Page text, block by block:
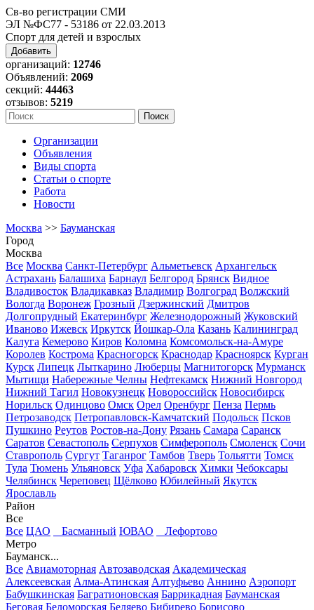
Св-во регистрации СМИ
ЭЛ №ФС77 - 53186 от 22.03.2013
Спорт для детей и взрослых
Добавить
организаций: 12746
Объявлений: 2069
секций: 44463
отзывов: 5219
Организации
Объявления
Виды спорта
Статьи о спорте
Работа
Новости
Москва >> Бауманская
Город
Москва
Все Москва Санкт-Петербург Альметьевск Архангельск
Астрахань Балашиха Барнаул Белгород Брянск Видное
Владивосток Владикавказ Владимир Волгоград Волжский
Вологда Воронеж Грозный Дзержинский Дмитров
Долгопрудный Екатеринбург Железнодорожный Жуковский
Иваново Ижевск Иркутск Йошкар-Ола Казань Калининград
Калуга Кемерово Киров Коломна Комсомольск-на-Амуре
Королев Кострома Красногорск Краснодар Красноярск Курган
Курск Липецк Лыткарино Люберцы Магнитогорск Мурманск
Мытищи Набережные Челны Нефтекамск Нижний Новгород
Нижний Тагил Новокузнецк Новороссийск Новосибирск
Норильск Одинцово Омск Орел Оренбург Пенза Пермь
Петрозаводск Петропавловск-Камчатский Подольск Псков
Пушкино Реутов Ростов-на-Дону Рязань Самара Саранск
Саратов Севастополь Серпухов Симферополь Смоленск Сочи
Ставрополь Сургут Таганрог Тамбов Тверь Тольятти Томск
Тула Тюмень Ульяновск Уфа Хабаровск Химки Чебоксары
Челябинск Череповец Щёлково Юбилейный Якутск
Ярославль
Район
Все
Все ЦАО Басманный ЮВАО
Лефортово
Метро
Бауманск...
Все Авиамоторная Автозаводская Академическая
Алексеевская Алма-Атинская Алтуфьево Аннино Аэропорт
Бабушкинская Багратионовская Баррикадная Бауманская
Беговая Беломорская Беляево Бибирево Борисово